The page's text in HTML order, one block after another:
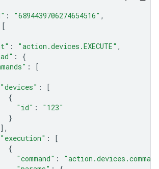
: "6894439706274654516" ,
[
: "action.devices.EXECUTE" ,
:
{
:
[
"devices" :
[
{
"id" :
"123"
}
],
"execution" :
[
{
"command" :